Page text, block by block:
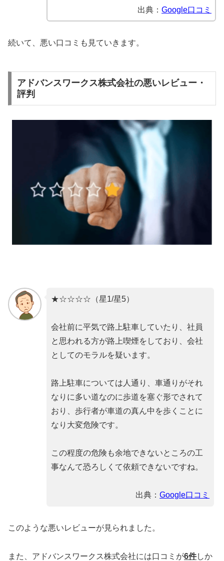
出典： Google口コミ
続いて、悪い口コミも見ていきます。
アドバンスワークス株式会社の悪いレビュー・
評判
★☆☆☆☆（星1/星5）
会社前に平気で路上駐車していたり、社員
と思われる方が路上喫煙をしており、会社
としてのモラルを疑います。
路上駐車については人通り、車通りがそれ
なりに多い道なのに歩道を塞ぐ形でされて
おり、歩行者が車道の真ん中を歩くことに
なり大変危険です。
この程度の危険も余地できないところの工
事なんて恐ろしくて依頼できないですね。
出典： Google口コミ
このような悪いレビューが見られました。
また、アドバンスワークス株式会社には口コミが6件しか